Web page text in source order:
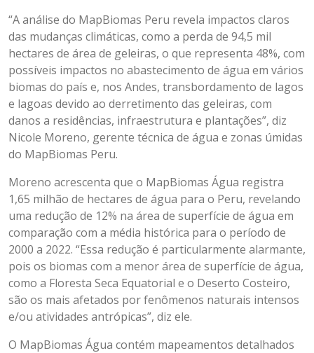
“A análise do MapBiomas Peru revela impactos claros
das mudanças climáticas, como a perda de 94,5 mil
hectares de área de geleiras, o que representa 48%, com
possíveis impactos no abastecimento de água em vários
biomas do país e, nos Andes, transbordamento de lagos
e lagoas devido ao derretimento das geleiras, com
danos a residências, infraestrutura e plantações”, diz
Nicole Moreno, gerente técnica de água e zonas úmidas
do MapBiomas Peru.
Moreno acrescenta que o MapBiomas Água registra
1,65 milhão de hectares de água para o Peru, revelando
uma redução de 12% na área de superfície de água em
comparação com a média histórica para o período de
2000 a 2022. “Essa redução é particularmente alarmante,
pois os biomas com a menor área de superfície de água,
como a Floresta Seca Equatorial e o Deserto Costeiro,
são os mais afetados por fenômenos naturais intensos
e/ou atividades antrópicas”, diz ele.
O MapBiomas Água contém mapeamentos detalhados